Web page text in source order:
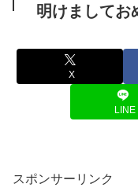
明けまして
X
LINE
スポンサーリンク